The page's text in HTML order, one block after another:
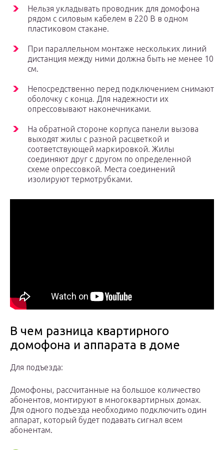
Нельзя укладывать проводник для домофона
рядом с силовым кабелем в 220 В в одном
пластиковом стакане.
При параллельном монтаже нескольких линий
дистанция между ними должна быть не менее 10
см.
Непосредственно перед подключением снимают
оболочку с конца. Для надежности их
опрессовывают наконечниками.
На обратной стороне корпуса панели вызова
выходят жилы с разной расцветкой и
соответствующей маркировкой. Жилы
соединяют друг с другом по определенной
схеме опрессовкой. Места соединений
изолируют термотрубками.
В чем разница квартирного
домофона и аппарата в доме
Для подъезда:
Домофоны, рассчитанные на большое количество
абонентов, монтируют в многоквартирных домах.
Для одного подъезда необходимо подключить один
аппарат, который будет подавать сигнал всем
абонентам.